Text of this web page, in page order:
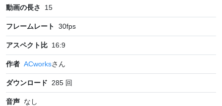
動画の長さ 15
フレームレート 30fps
アスペクト比 16:9
作者 ACworksさん
ダウンロード 285 回
音声 なし